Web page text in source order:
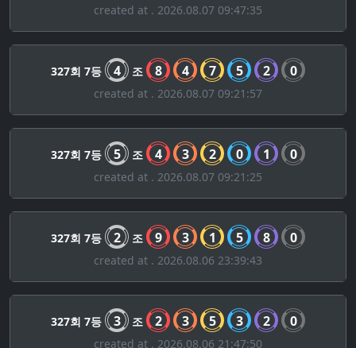
created at . 2026.08.07 09:47:35
327회 7등 4 조 8 4 7 5 2 0
created at . 2026.08.07 09:21:57
327회 7등 5 조 4 3 2 0 1 0
created at . 2026.08.07 09:21:25
327회 7등 2 조 9 3 1 5 8 0
created at . 2026.08.06 23:39:43
327회 7등 3 조 2 3 5 3 2 0
created at . 2026.08.06 21:47:50